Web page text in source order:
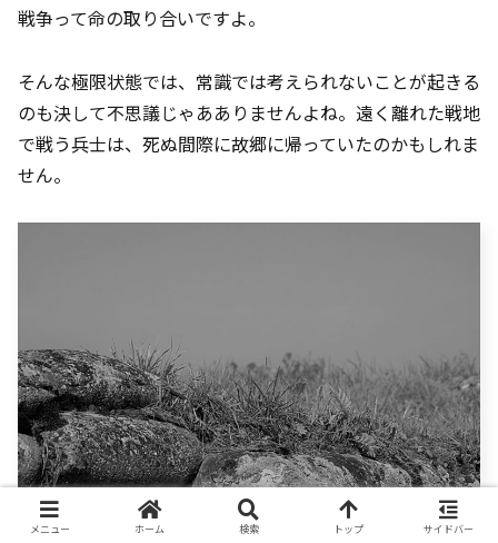
戦争って命の取り合いですよ。
そんな極限状態では、常識では考えられないことが起きる
のも決して不思議じゃあありませんよね。遠く離れた戦地
で戦う兵士は、死ぬ間際に故郷に帰っていたのかもしれま
せん。
メニュー ホーム 検索 トップ サイドバー